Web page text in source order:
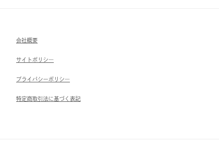
会社概要
サイトポリシ―
ブライパシーポリシ―
特定商取引法に基づく表記